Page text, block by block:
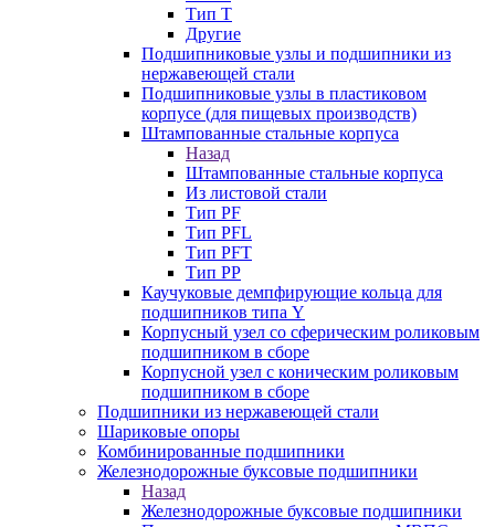
Тип T
Другие
Подшипниковые узлы и подшипники из
нержавеющей стали
Подшипниковые узлы в пластиковом
корпусе (для пищевых производств)
Штампованные стальные корпуса
Назад
Штампованные стальные корпуса
Из листовой стали
Тип PF
Тип PFL
Тип PFT
Тип PP
Каучуковые демпфирующие кольца для
подшипников типа Y
Корпусный узел со сферическим роликовым
подшипником в сборе
Корпусной узел с коническим роликовым
подшипником в сборе
Подшипники из нержавеющей стали
Шариковые опоры
Комбинированные подшипники
Железнодорожные буксовые подшипники
Назад
Железнодорожные буксовые подшипники